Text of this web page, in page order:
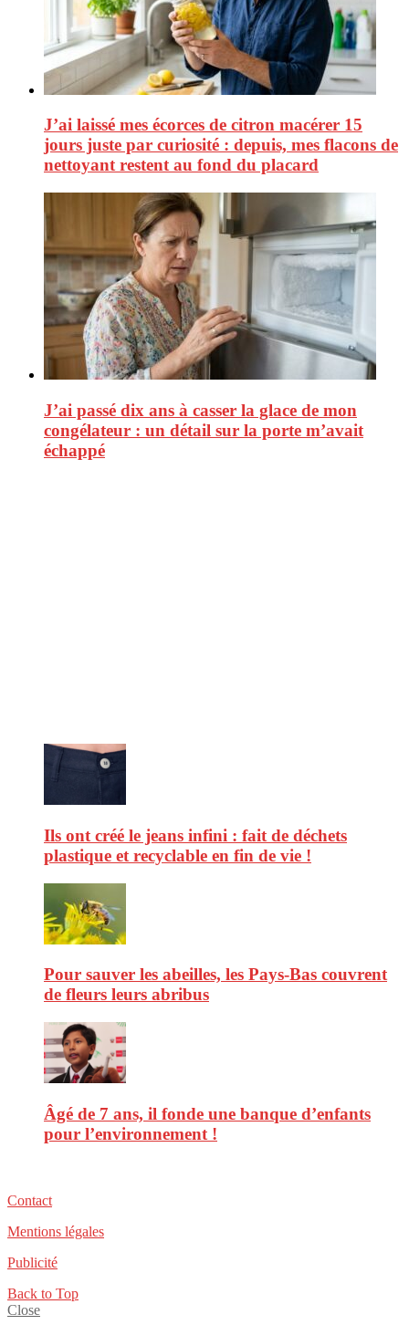
J’ai laissé mes écorces de citron macérer 15
jours juste par curiosité : depuis, mes flacons de
nettoyant restent au fond du placard
J’ai passé dix ans à casser la glace de mon
congélateur : un détail sur la porte m’avait
échappé
Ils ont créé le jeans infini : fait de déchets
plastique et recyclable en fin de vie !
Pour sauver les abeilles, les Pays-Bas couvrent
de fleurs leurs abribus
Âgé de 7 ans, il fonde une banque d’enfants
pour l’environnement !
Contact
Mentions légales
Publicité
Back to Top
Close